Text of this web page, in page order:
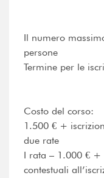
Il numero
persone
Termine per le
Costo del corso:
1.500 € +
due rate
I rata – 1.000 € +
contestuali